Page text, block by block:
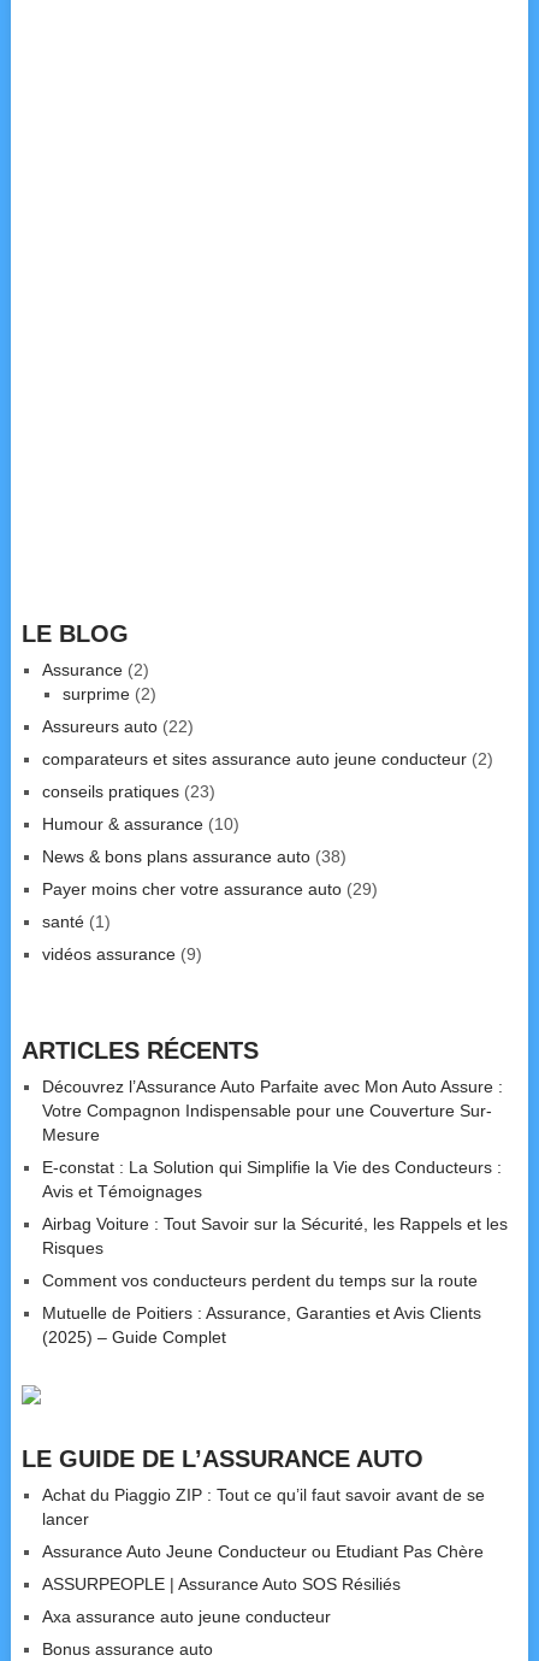
LE BLOG
Assurance(2)
surprime(2)
Assureurs auto(22)
comparateurs et sites assurance auto jeune conducteur(2)
conseils pratiques(23)
Humour & assurance(10)
News & bons plans assurance auto(38)
Payer moins cher votre assurance auto(29)
santé(1)
vidéos assurance(9)
ARTICLES RÉCENTS
Découvrez l’Assurance Auto Parfaite avec Mon Auto Assure :
Votre Compagnon Indispensable pour une Couverture Sur-
Mesure
E-constat : La Solution qui Simplifie la Vie des Conducteurs :
Avis et Témoignages
Airbag Voiture : Tout Savoir sur la Sécurité, les Rappels et les
Risques
Comment vos conducteurs perdent du temps sur la route
Mutuelle de Poitiers : Assurance, Garanties et Avis Clients
(2025) – Guide Complet
LE GUIDE DE L’ASSURANCE AUTO
Achat du Piaggio ZIP : Tout ce qu’il faut savoir avant de se
lancer
Assurance Auto Jeune Conducteur ou Etudiant Pas Chère
ASSURPEOPLE | Assurance Auto SOS Résiliés
Axa assurance auto jeune conducteur
Bonus assurance auto